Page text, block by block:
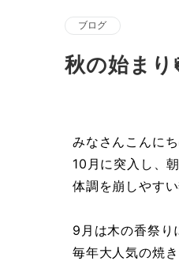
ブログ
秋の始まり
みなさんこんに
10月に突入し、
体調を崩しやす
9月は木の香祭り
毎年大人気の焼